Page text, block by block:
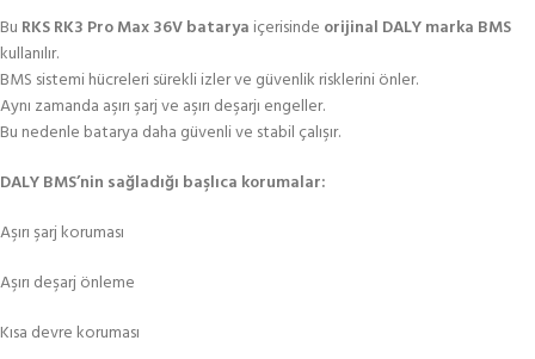
Bu RKS RK3 Pro Max 36V batarya içerisinde orijinal DALY marka BMS
kullanılır.
BMS sistemi hücreleri sürekli izler ve güvenlik risklerini önler.
Aynı zamanda aşırı şarj ve aşırı deşarjı engeller.
Bu nedenle batarya daha güvenli ve stabil çalışır.
DALY BMS’nin sağladığı başlıca korumalar:
Aşırı şarj koruması
Aşırı deşarj önleme
Kısa devre koruması